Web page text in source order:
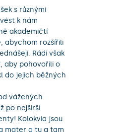
s různými
k nám
akademičtí
abychom rozšířili
Rádi však
aby pohovořili o
do jejich běžných
vážených
po nejširší
Kolokvia jsou
mater a tu a tam